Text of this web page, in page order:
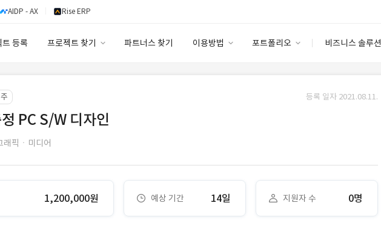
AIDP - AX Rise ERP
등록 프로젝트 찾기 파트너스 찾기 이용방법 포트폴리오 비즈니스 솔루션
안심 코드 케어
등록 일자 2021.08.11.
PC S/W 디자인
래픽ㆍ미디어
1,200,000원 예상 기간 14일 지원자 수 0명